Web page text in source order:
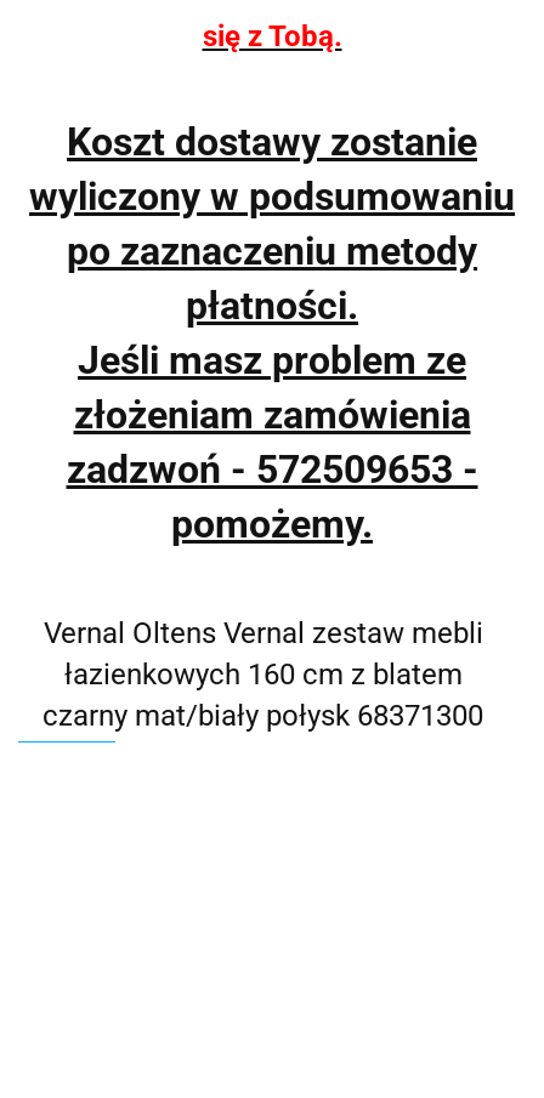
się z Tobą.
Koszt dostawy zostanie
wyliczony w podsumowaniu
po zaznaczeniu metody
płatności.
Jeśli masz problem ze
złożeniam zamówienia
zadzwoń - 572509653 -
pomożemy.
Vernal Oltens Vernal zestaw mebli
łazienkowych 160 cm z blatem
czarny mat/biały połysk 68371300